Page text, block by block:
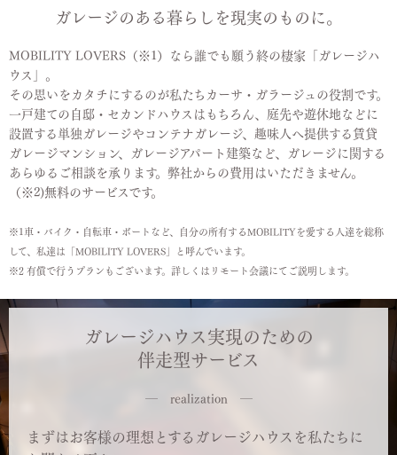
ガレージのある暮らしを現実のものに。
MOBILITY LOVERS（※1）なら誰でも願う終の棲家「ガレージハ
ウス」。
その思いをカタチにするのが私たちカーサ・ガラージュの役割です。
一戸建ての自邸・セカンドハウスはもちろん、庭先や遊休地などに
設置する単独ガレージやコンテナガレージ、趣味人へ提供する賃貸
ガレージマンション、ガレージアパート建築など、ガレージに関する
あらゆるご相談を承ります。弊社からの費用はいただきません。
（※2)無料のサービスです。
※1車・バイク・自転車・ボートなど、自分の所有するMOBILITYを愛する人達を総称
して、私達は「MOBILITY LOVERS」と呼んでいます。
※2 有償で行うプランもございます。詳しくはリモート会議にてご説明します。
ガレージハウス実現のための
伴走型サービス
― realization ―
まずはお客様の理想とするガレージハウスを私たちに